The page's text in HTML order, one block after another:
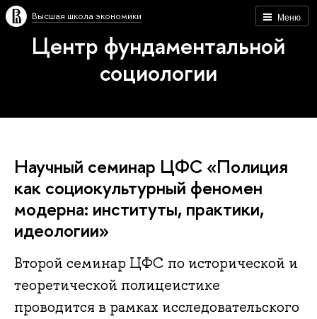
Меню
Высшая школа экономики
Центр фундаментальной
социологии
Научный семинар ЦФС «Полиция
как социокультурный феномен
модерна: институты, практики,
идеологии»
Второй семинар ЦФС по исторической и
теоретической полицеистике
проводится в рамках исследовательского